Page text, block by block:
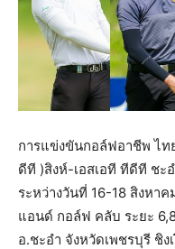
การแข่งขันกอล์ฟอาชีพ ไท
ดีที )สิงห์-เอสเอที ทีดีที ชะ
ระหว่างวันที่ 16-18 สิงหา
แอนด์ กอล์ฟ คลับ ระยะ
อ.ชะอำ จังหวัดเพชรบุรี ชิ